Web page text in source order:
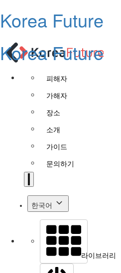
Korea Future
Korea Future
피해자
가해자
장소
소개
가이드
문의하기
한국어
라이브러리